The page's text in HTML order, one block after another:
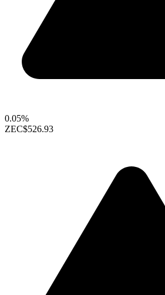
0.05%
ZEC$526.93